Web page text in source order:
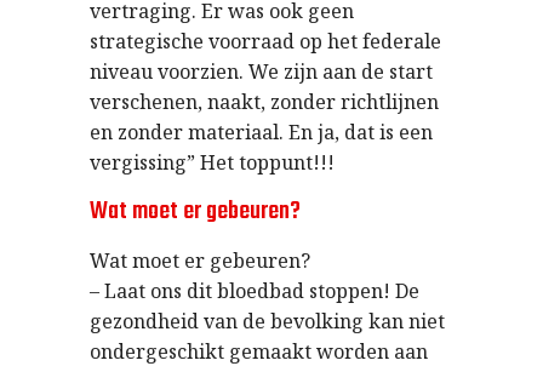
vertraging. Er was ook geen
strategische voorraad op het federale
niveau voorzien. We zijn aan de start
verschenen, naakt, zonder richtlijnen
en zonder materiaal. En ja, dat is een
vergissing” Het toppunt!!!
Wat moet er gebeuren?
Wat moet er gebeuren?
– Laat ons dit bloedbad stoppen! De
gezondheid van de bevolking kan niet
ondergeschikt gemaakt worden aan